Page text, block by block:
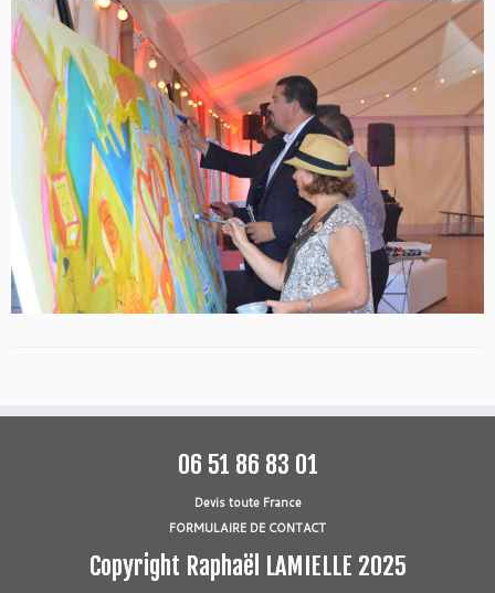
06 51 86 83 01
Devis toute France
FORMULAIRE DE CONTACT
Copyright Raphaël LAMIELLE 2025